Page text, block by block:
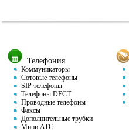
Телефония
Коммуникаторы
Сотовые телефоны
SIP телефоны
Телефоны DECT
Проводные телефоны
Факсы
Дополнительные трубки
Мини АТС